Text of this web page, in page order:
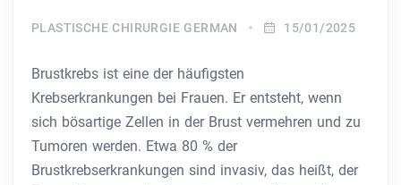
PLASTISCHE CHIRURGIE GERMAN 15/01/2025
Brustkrebs ist eine der häufigsten
Krebserkrankungen bei Frauen. Er entsteht, wenn
sich bösartige Zellen in der Brust vermehren und zu
Tumoren werden. Etwa 80 % der
Brustkrebserkrankungen sind invasiv, das heißt, der